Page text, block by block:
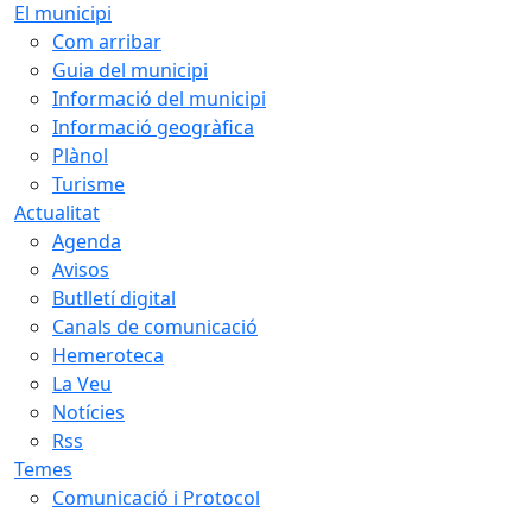
El municipi
Com arribar
Guia del municipi
Informació del municipi
Informació geogràfica
Plànol
Turisme
Actualitat
Agenda
Avisos
Butlletí digital
Canals de comunicació
Hemeroteca
La Veu
Notícies
Rss
Temes
Comunicació i Protocol